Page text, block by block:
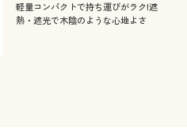
軽量コンパクトで持ち運びがラク!遮
熱・遮光で木陰のような心地よさ